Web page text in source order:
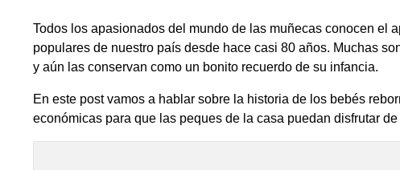
Todos los apasionados del mundo de las muñecas conocen el
populares de nuestro país desde hace casi 80 años. Muchas
y aún las conservan como un bonito recuerdo de su infancia.
En este post vamos a hablar sobre la historia de los bebés
económicas para que las peques de la casa puedan disfrutar